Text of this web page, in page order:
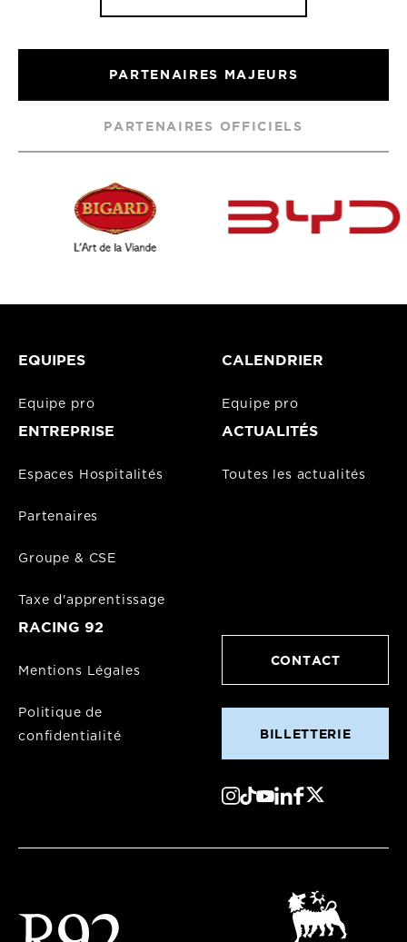
PARTENAIRES MAJEURS
PARTENAIRES OFFICIELS
EQUIPES
Equipe pro
CALENDRIER
Equipe pro
ENTREPRISE
Espaces Hospitalités
Partenaires
Groupe & CSE
Taxe d'apprentissage
ACTUALITÉS
Toutes les actualités
RACING 92
Mentions Légales
Politique de
confidentialité
CONTACT
BILLETTERIE